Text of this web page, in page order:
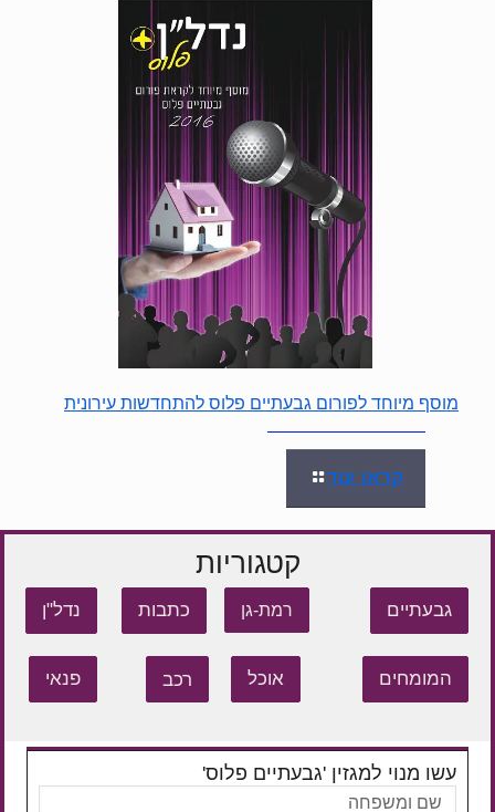
מוסף מיוחד לפורום גבעתיים פלוס להתחדשות עירונית
קראו עוד
קטגוריות
גבעתיים רמת-גן כתבות נדל"ן
המומחים אוכל רכב פנאי
עשו מנוי למגזין 'גבעתיים פלוס'